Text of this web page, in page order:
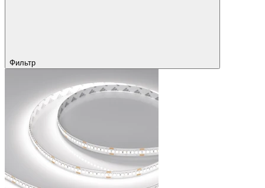
Фильтр